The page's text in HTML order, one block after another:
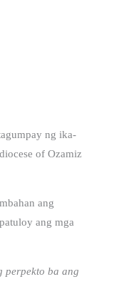
ng ika-
of Ozamiz
ang
ang mga
perpekto ba ang